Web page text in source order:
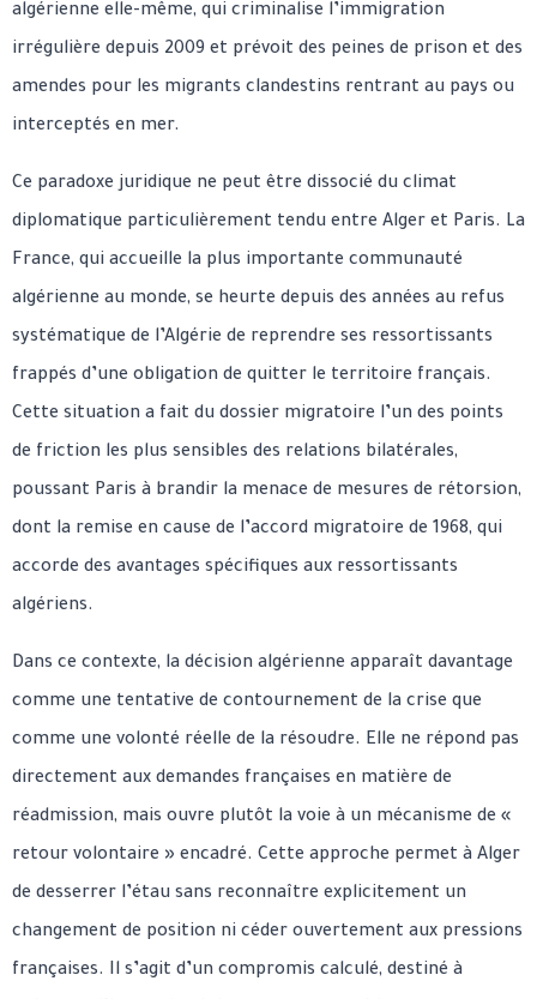
algérienne elle-même, qui criminalise l’immigration
irrégulière depuis 2009 et prévoit des peines de prison et des
amendes pour les migrants clandestins rentrant au pays ou
interceptés en mer.
Ce paradoxe juridique ne peut être dissocié du climat
diplomatique particulièrement tendu entre Alger et Paris. La
France, qui accueille la plus importante communauté
algérienne au monde, se heurte depuis des années au refus
systématique de l’Algérie de reprendre ses ressortissants
frappés d’une obligation de quitter le territoire français.
Cette situation a fait du dossier migratoire l’un des points
de friction les plus sensibles des relations bilatérales,
poussant Paris à brandir la menace de mesures de rétorsion,
dont la remise en cause de l’accord migratoire de 1968, qui
accorde des avantages spécifiques aux ressortissants
algériens.
Dans ce contexte, la décision algérienne apparaît davantage
comme une tentative de contournement de la crise que
comme une volonté réelle de la résoudre. Elle ne répond pas
directement aux demandes françaises en matière de
réadmission, mais ouvre plutôt la voie à un mécanisme de «
retour volontaire » encadré. Cette approche permet à Alger
de desserrer l’étau sans reconnaître explicitement un
changement de position ni céder ouvertement aux pressions
françaises. Il s’agit d’un compromis calculé, destiné à